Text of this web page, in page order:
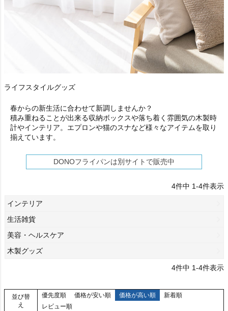
ライフスタイルグッズ
春からの新生活に合わせて新調しませんか？
積み重ねることが出来る収納ボックスや落ち着く雰囲気の木製時
計やインテリア。エプロンや猫のスナなど様々なアイテムを取り
揃えています。
DONOフライパンは別サイトで販売中
4件中 1-4件表示
インテリア
生活雑貨
美容・ヘルスケア
木製グッズ
4件中 1-4件表示
並び替
え
優先度順 価格が安い順 価格が高い順
新着順
レビュー順